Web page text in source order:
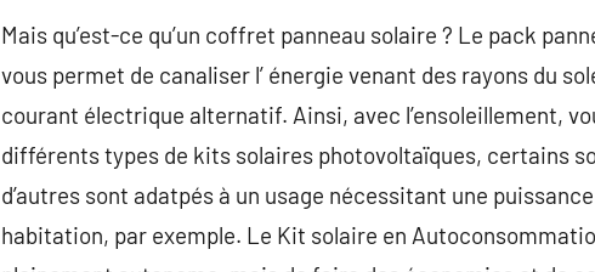
Mais qu’est-ce qu’un coffret panneau solaire ? Le pack
vous permet de canaliser l’ énergie venant des rayons du
courant électrique alternatif. Ainsi, avec l’ensoleillement,
différents types de kits solaires photovoltaïques, certains
d’autres sont adatpés à un usage nécessitant une
habitation, par exemple. Le Kit solaire en